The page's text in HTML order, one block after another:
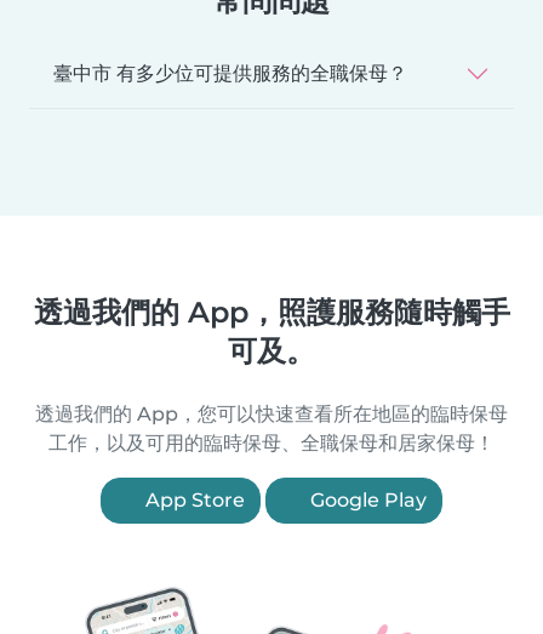
臺中市 有多少位可提供服務的全職保母？
透過我們的 App，照護服務隨時觸手
可及。
透過我們的 App，您可以快速查看所在地區的臨時保母
工作，以及可用的臨時保母、全職保母和居家保母！
App Store Google Play